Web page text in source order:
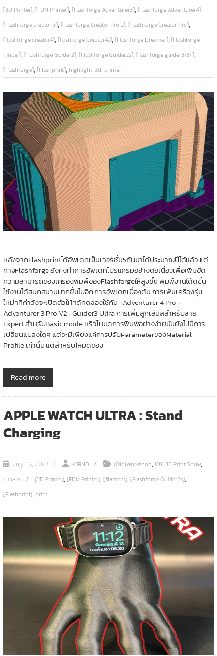
[3D Printer],[FDM Printer],[Flashforge Adventurer3],[Flashforge Adventurer4],
[Flashforge creator 3],[Flashforge Creator Pro 2],[Flashforge Creator Pro],
[flashforge creator4],[flashforge Creator4s],[Flashforge Dreamer],[Flashforge
Finder],[Flashforge Guider2],[Flashforge Guider2s],[flashforge guider3/3+],
[Flashforge],[Flashprint], highlight-3d-printer
หลังจากFlashprintได้อัพเดทเป็นเวอร์ชั่น5กันมาได้ประมาณปีได้แล้ว แต่
ทางFlashforge ยังคงทำการอัพเดทโปรแกรมอย่างต่อเนื่องเพื่อเพิ่มขีด
ความสามารถของเครื่องพิมพ์ของFlashforgeให้สูงขึ้น พิมพ์งานได้ดีขึ้น
ใช้งานได้สนุกสนานมากขึ้นไปอีก การอัพเดทเบื้องต้น การเพิ่มเครื่องรุ่น
ใหม่ๆที่กำลังจะเปิดตัวให้ๆด้ทดลองใช้กัน -Adventurer 4 Pro -
Adventurer 3 Pro V2 -Guider3 Ultra การเพิ่มลูกเล่นสสำหรับสาย
Expert สำหรับBasic mode หรือโหมดการพิมพ์อย่างง่ายนั้นยังไม่มีการ
เปลี่ยนแปลงใดๆ แต่จะมีเพียงแค่การปรับParameterของMaterial
Profile เท่านั้น แต่สำหรับโหมดของ
Read more
APPLE WATCH ULTRA : Stand
Charging
July 13, 2023 KORND (Old)Workshop,101,3D Print Show,
ข่าวสาร [3D Printer],[FDM Printer],[filament],[Flashforge Guider2s],
[Flashprint], print